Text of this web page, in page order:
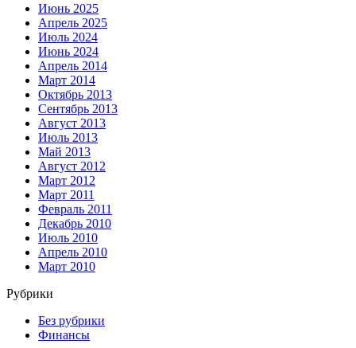
Июнь 2025
Апрель 2025
Июль 2024
Июнь 2024
Апрель 2014
Март 2014
Октябрь 2013
Сентябрь 2013
Август 2013
Июль 2013
Май 2013
Август 2012
Март 2012
Март 2011
Февраль 2011
Декабрь 2010
Июль 2010
Апрель 2010
Март 2010
Рубрики
Без рубрики
Финансы